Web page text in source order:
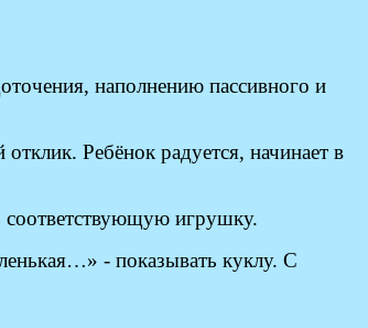
наполнению пассивного и
Ребёнок радуется, начинает в
соответствующую игрушку.
- показывать куклу. С